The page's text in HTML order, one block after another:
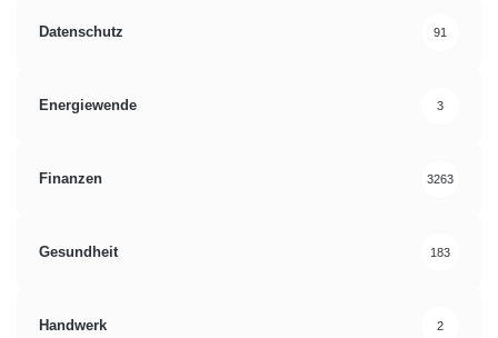
Datenschutz 91
Energiewende 3
Finanzen 3263
Gesundheit 183
Handwerk 2